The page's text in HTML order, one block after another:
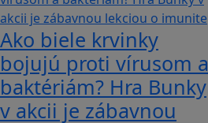
Ako biele krvinky
bojujú proti vírusom a
baktériám? Hra Bunky
v akcii je zábavnou